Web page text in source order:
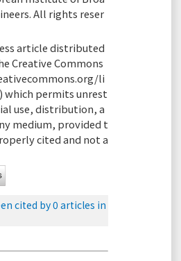
All rights reser
article distributed
Creative Commons
li
) which permits unrest
use, distribution, a
medium, provided t
cited and not a
cited by 0 articles in